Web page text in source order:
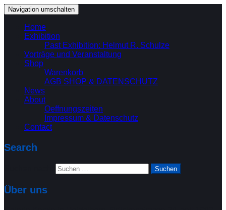
Navigation umschalten
Home
Exhibition
Past Exhibition: Helmut R. Schulze
Vorträge und Veranstaltung
Shop
Warenkorb
AGB SHOP & DATENSCHUTZ
News
About
Oeffnungszeiten
Impressum & Datenschutz
Contact
Search
Über uns